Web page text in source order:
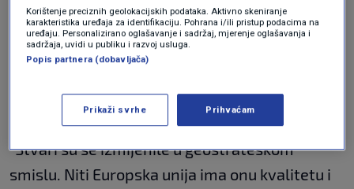
Kad spominjete Europsku uniju, koliko je
daleko u ovom trenutku Srbija od Europske
unije i od neke jasne ideje, jasne
aktualnu vlast u Republici Srbiji.
"Stvari su se izmijenile u geostrateškom
smislu. Niti Europska unija ima onu kvalitetu i
Korištenje preciznih geolokacijskih podataka. Aktivno skeniranje
karakteristika uređaja za identifikaciju. Pohrana i/ili pristup podacima na
uređaju. Personalizirano oglašavanje i sadržaj, mjerenje oglašavanja i
sadržaja, uvidi u publiku i razvoj usluga.
Popis partnera (dobavljača)
Prikaži svrhe Prihvaćam